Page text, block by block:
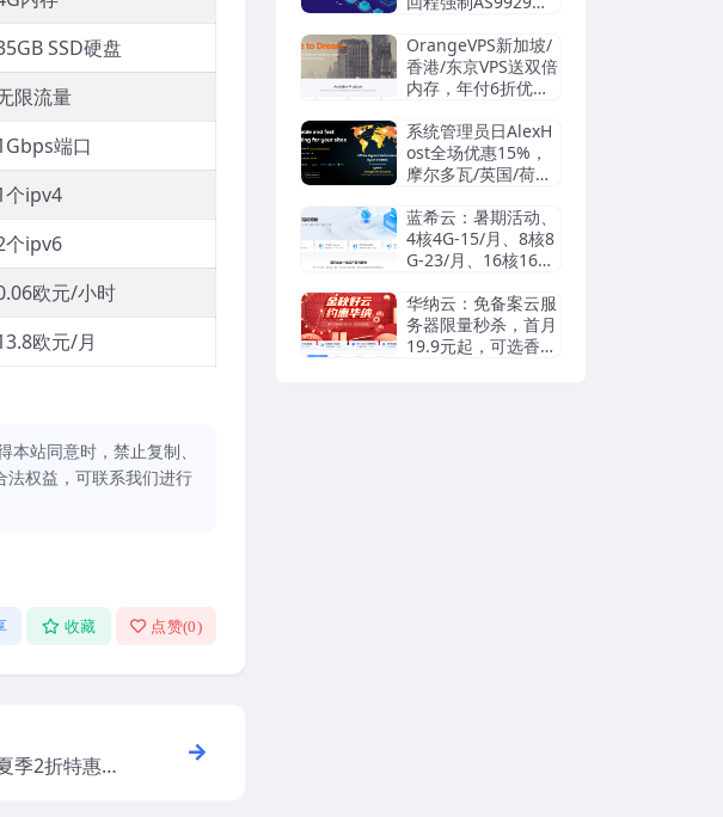
SSD硬盘
限流量
端口
个ipv4
个ipv6
欧元/小时
欧元/月
站同意时，禁止复制、
法权益，可联系我们进行
收藏 点赞(0)
季2折特惠，
OrangeVPS新加坡/
香港/东京VPS送双倍
内存，年付6折优
起，支持支付宝/微
信/Paypal
系统管理员日AlexH
ost全场优惠15%，
摩尔多瓦/英国/荷兰/
S/独立服务器，无视
DMCA滥用投诉/可
匿名
蓝希云：暑期活动、
4核4G-15/月、8核8
G-23/月、16核16G-
华纳云：免备案云服
务器限量秒杀，首月
19.9元起，可选香港